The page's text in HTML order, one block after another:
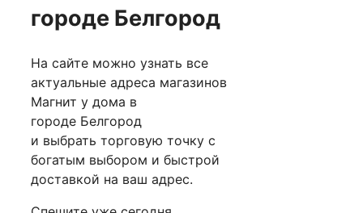
городе Белгород
На сайте можно узнать все
актуальные адреса магазинов
Магнит у дома в
городе Белгород
и выбрать торговую точку с
богатым выбором и быстрой
доставкой на ваш адрес.